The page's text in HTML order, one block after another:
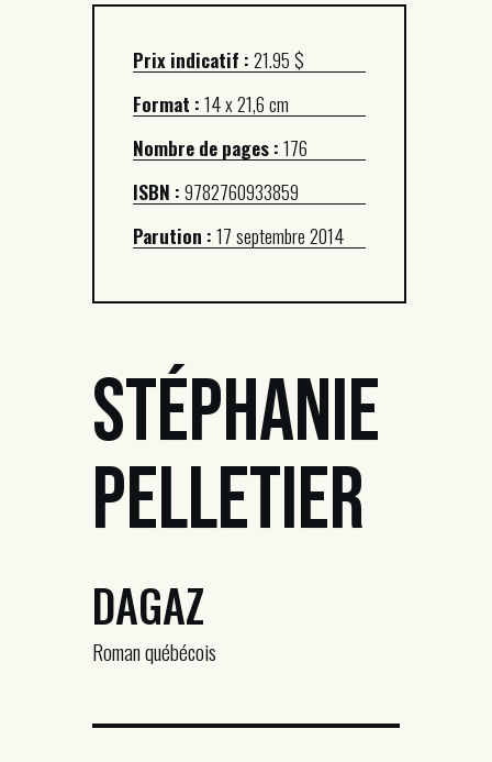
Prix indicatif :21.95 $
Format :14 x 21,6 cm
Nombre de pages :176
ISBN :9782760933859
Parution :17 septembre 2014
Stéphanie
Pelletier
DAGAZ
Roman québécois